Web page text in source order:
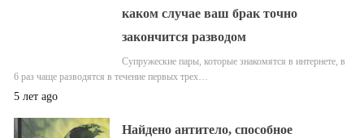
каком случае ваш брак точно
закончится разводом
Супружеские пары, которые знакомятся в интернете, в
6 раз чаще разводятся в течение первых трех…
5 лет ago
Найдено антитело, способное